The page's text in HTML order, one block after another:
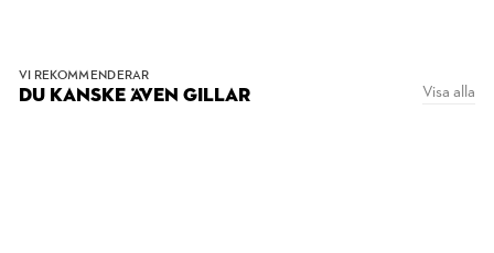
VI REKOMMENDERAR
DU KANSKE ÄVEN GILLAR Visa alla